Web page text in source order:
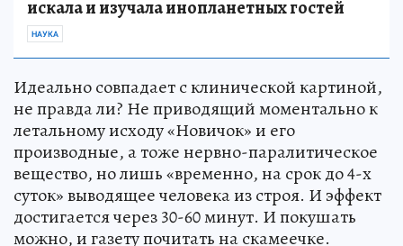
искала и изучала инопланетных гостей
НАУКА
Идеально совпадает с клинической картиной,
не правда ли? Не приводящий моментально к
летальному исходу «Новичок» и его
производные, а тоже нервно-паралитическое
вещество, но лишь «временно, на срок до 4-х
суток» выводящее человека из строя. И эффект
достигается через 30-60 минут. И покушать
можно, и газету почитать на скамеечке.